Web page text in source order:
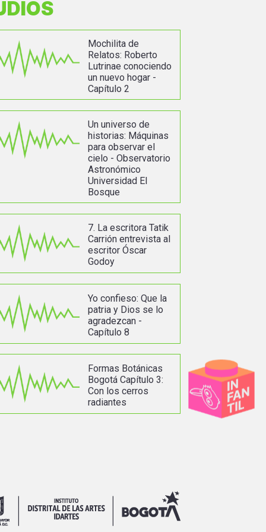
Mochilita de
Relatos: Roberto
Lutrinae conociendo
un nuevo hogar -
Capítulo 2
Un universo de
historias: Máquinas
para observar el
cielo - Observatorio
Astronómico
Universidad El
Bosque
7. La escritora Tatik
Carrión entrevista al
escritor Óscar
Godoy
Yo confieso: Que la
patria y Dios se lo
agradezcan -
Capítulo 8
Formas Botánicas
Bogotá Capítulo 3:
Con los cerros
radiantes